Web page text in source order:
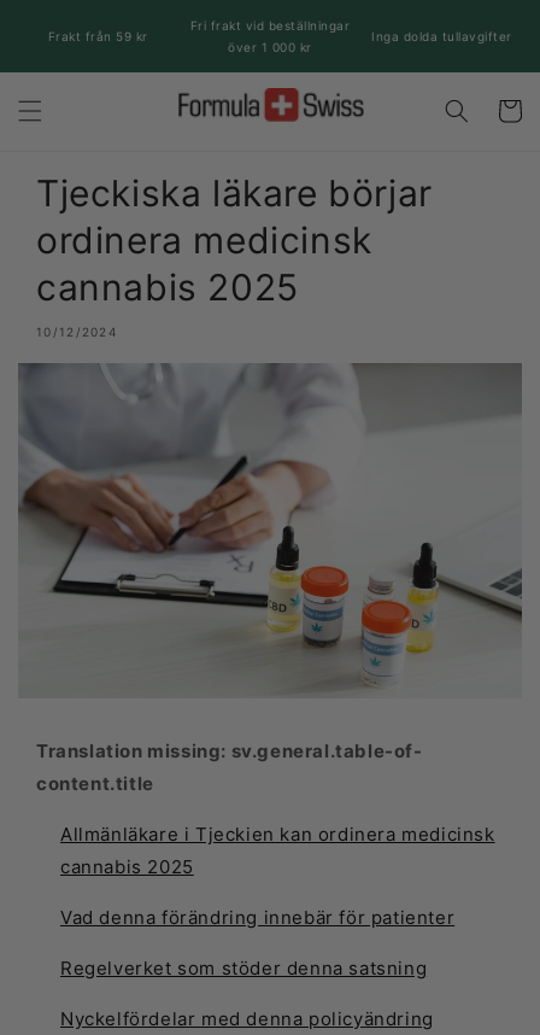
tillFrakt från 59 kr
Fri frakt vid beställningar
över 1 000 kr
Inga dolda tullavgifter
Tjeckiska läkare börjar
ordinera medicinsk
cannabis 2025
10/12/2024
Translation missing: sv.general.table-of-
content.title
Allmänläkare i Tjeckien kan ordinera medicinsk
cannabis 2025
Vad denna förändring innebär för patienter
Regelverket som stöder denna satsning
Nyckelfördelar med denna policyändring